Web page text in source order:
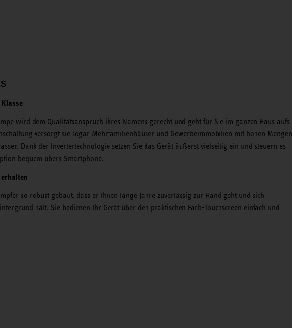
Klasse
wird dem Qualitätsanspruch ihres Namens gerecht und geht für Sie im ganzen Haus aufs
versorgt sie sogar Mehrfamilienhäuser und Gewerbeimmobilien mit hohen Mengen
Dank der Invertertechnologie setzen Sie das Gerät äußerst vielseitig ein und steuern es
bequem übers Smartphone.
so robust gebaut, dass er Ihnen lange Jahre zuverlässig zur Hand geht und sich
hält. Sie bedienen Ihr Gerät über den praktischen Farb-Touchscreen einfach und